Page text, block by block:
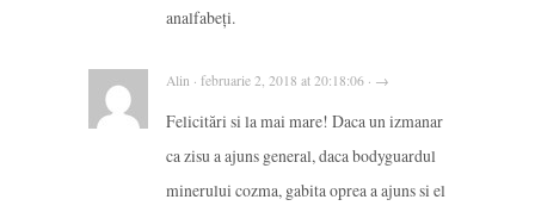
analfabeți.
Alin · februarie 2, 2018 at 20:18:06 · →
Felicitări si la mai mare! Daca un izmanar
ca zisu a ajuns general, daca bodyguardul
minerului cozma, gabita oprea a ajuns si el